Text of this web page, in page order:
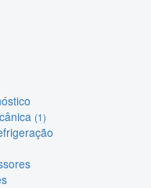
(1)